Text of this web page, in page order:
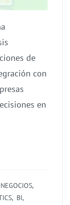
de
con
en
NEGOCIOS,
BI,